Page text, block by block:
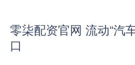
零柒配资官网 流动“汽
口